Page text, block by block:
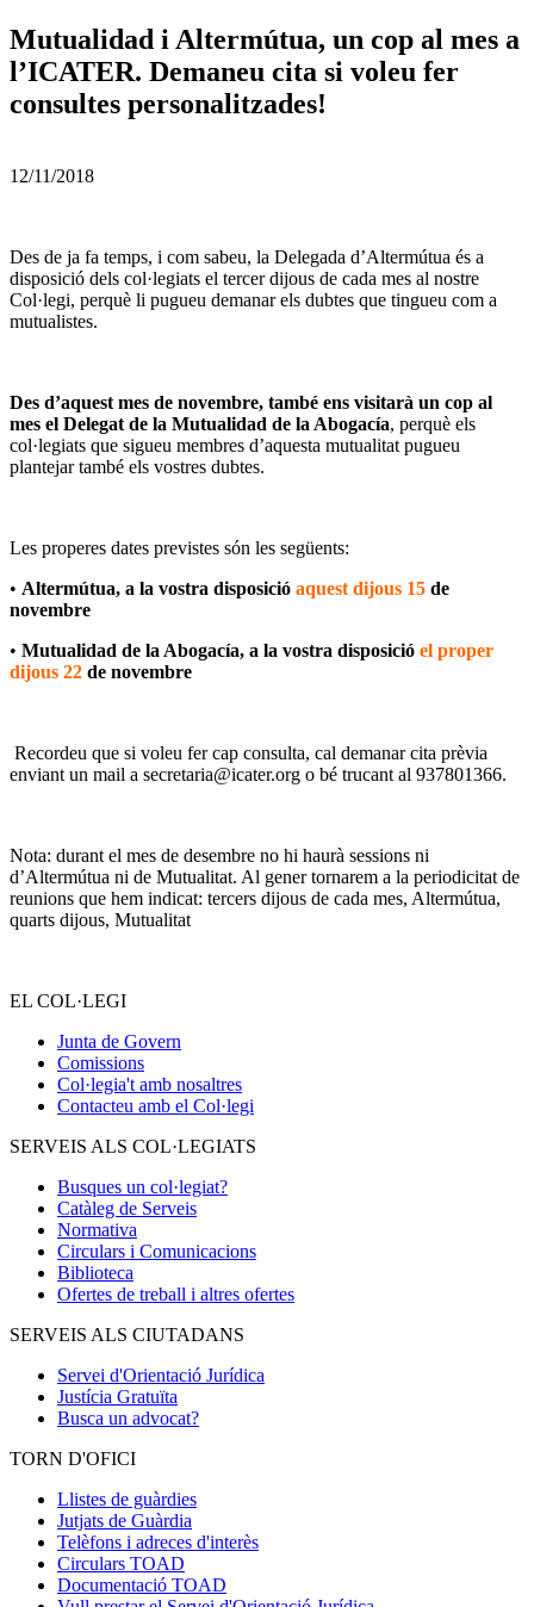
Mutualidad i Altermútua, un cop al mes a
l’ICATER. Demaneu cita si voleu fer
consultes personalitzades!
12/11/2018
Des de ja fa temps, i com sabeu, la Delegada d’Altermútua és a
disposició dels col·legiats el tercer dijous de cada mes al nostre
Col·legi, perquè li pugueu demanar els dubtes que tingueu com a
mutualistes.
Des d’aquest mes de novembre, també ens visitarà un cop al
mes el Delegat de la Mutualidad de la Abogacía, perquè els
col·legiats que sigueu membres d’aquesta mutualitat pugueu
plantejar també els vostres dubtes.
Les properes dates previstes són les següents:
• Altermútua, a la vostra disposició aquest dijous 15 de
novembre
• Mutualidad de la Abogacía, a la vostra disposició el proper
dijous 22 de novembre
Recordeu que si voleu fer cap consulta, cal demanar cita prèvia
enviant un mail a secretaria@icater.org o bé trucant al 937801366.
Nota: durant el mes de desembre no hi haurà sessions ni
d’Altermútua ni de Mutualitat. Al gener tornarem a la periodicitat de
reunions que hem indicat: tercers dijous de cada mes, Altermútua,
quarts dijous, Mutualitat
EL COL·LEGI
Junta de Govern
Comissions
Col·legia't amb nosaltres
Contacteu amb el Col·legi
SERVEIS ALS COL·LEGIATS
Busques un col·legiat?
Catàleg de Serveis
Normativa
Circulars i Comunicacions
Biblioteca
Ofertes de treball i altres ofertes
SERVEIS ALS CIUTADANS
Servei d'Orientació Jurídica
Justícia Gratuïta
Busca un advocat?
TORN D'OFICI
Llistes de guàrdies
Jutjats de Guàrdia
Telèfons i adreces d'interès
Circulars TOAD
Documentació TOAD